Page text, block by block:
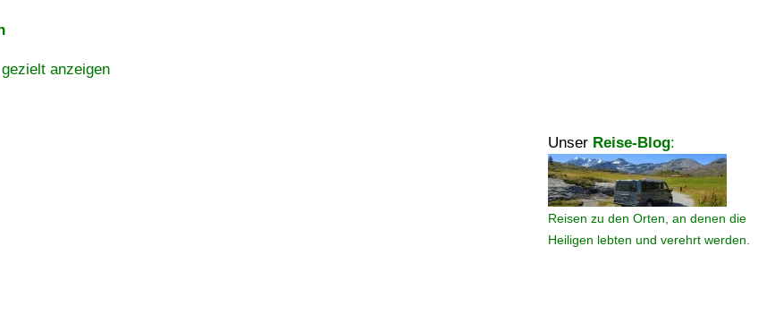
anzeigen
Unser Reise-Blog:
Reisen zu den Orten, an denen die
Heiligen lebten und verehrt werden.